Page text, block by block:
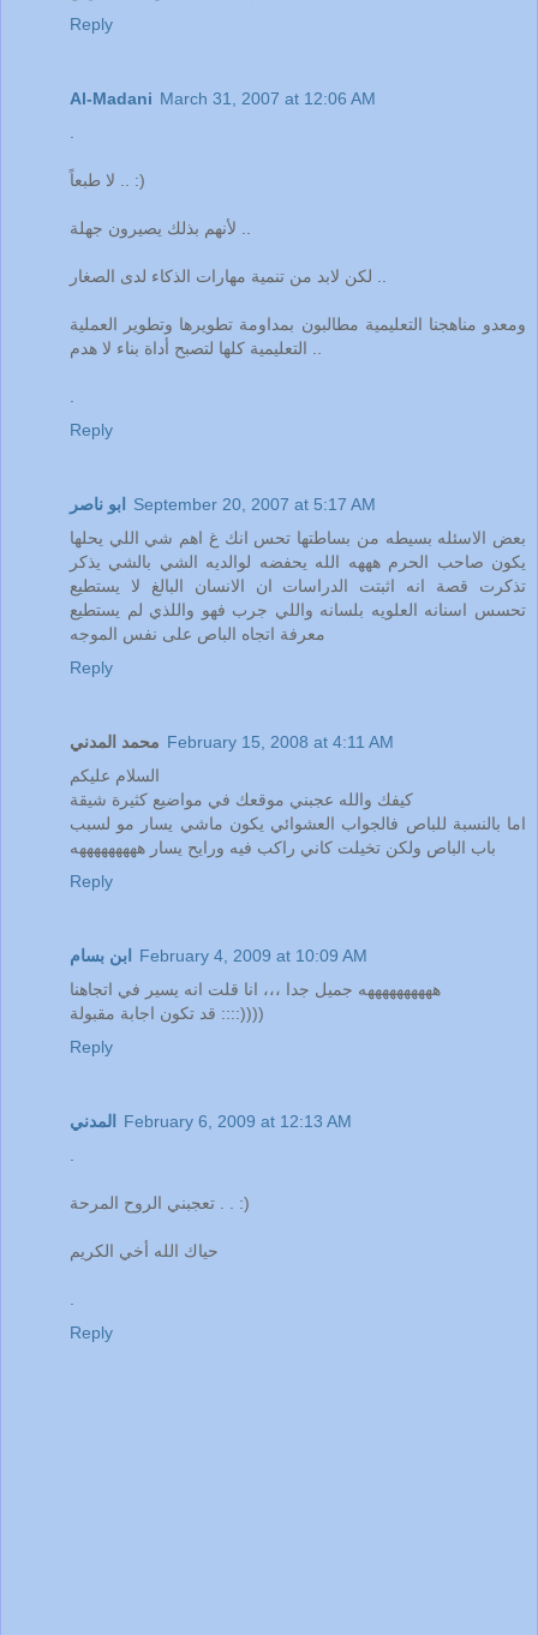
Reply
Al-Madani March 31, 2007 at 12:06 AM
.
لا طبعاً .. :)
لأنهم بذلك يصيرون جهلة ..
لكن لابد من تنمية مهارات الذكاء لدى الصغار ..
ومعدو مناهجنا التعليمية مطالبون بمداومة تطويرها وتطوير العملية
التعليمية كلها لتصبح أداة بناء لا هدم ..
.
Reply
ابو ناصر
September 20, 2007 at 5:17 AM
بعض الاسئله بسيطه من بساطتها تحس انك غ اهم شي اللي يحلها
يكون صاحب الحرم هههه الله يحفضه لوالديه الشي بالشي يذكر
تذكرت قصة انه اثبتت الدراسات ان الانسان البالغ لا يستطيع
تحسس اسنانه العلويه بلسانه واللي جرب فهو واللذي لم يستطيع
معرفة اتجاه الباص على نفس الموجه
Reply
محمد المدني February 15, 2008 at 4:11 AM
السلام عليكم
كيفك والله عجبني موقعك في مواضيع كثيرة شيقة
اما بالنسبة للباص فالجواب العشوائي يكون ماشي يسار مو لسبب
باب الباص ولكن تخيلت كاني راكب فيه ورايح يسار هههههههههه
Reply
ابن بسام
February 4, 2009 at 10:09 AM
ههههههههههه جميل جدا ،،، انا قلت انه يسير في اتجاهنا
قد تكون اجابة مقبولة ::::))))
Reply
المدني
February 6, 2009 at 12:13 AM
.
تعجبني الروح المرحة . . :)
حياك الله أخي الكريم
.
Reply